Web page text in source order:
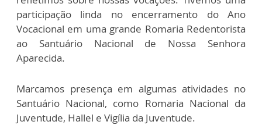
participação linda no encerramento do Ano
Vocacional em uma grande Romaria Redentorista
ao Santuário Nacional de Nossa Senhora
Aparecida.
Marcamos presença em algumas atividades no
Santuário Nacional, como Romaria Nacional da
Juventude, Hallel e Vigília da Juventude.